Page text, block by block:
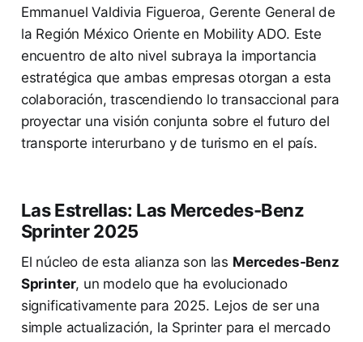
Emmanuel Valdivia Figueroa, Gerente General de
la Región México Oriente en Mobility ADO. Este
encuentro de alto nivel subraya la importancia
estratégica que ambas empresas otorgan a esta
colaboración, trascendiendo lo transaccional para
proyectar una visión conjunta sobre el futuro del
transporte interurbano y de turismo en el país.
Las Estrellas: Las Mercedes-Benz
Sprinter 2025
El núcleo de esta alianza son las Mercedes-Benz
Sprinter, un modelo que ha evolucionado
significativamente para 2025. Lejos de ser una
simple actualización, la Sprinter para el mercado